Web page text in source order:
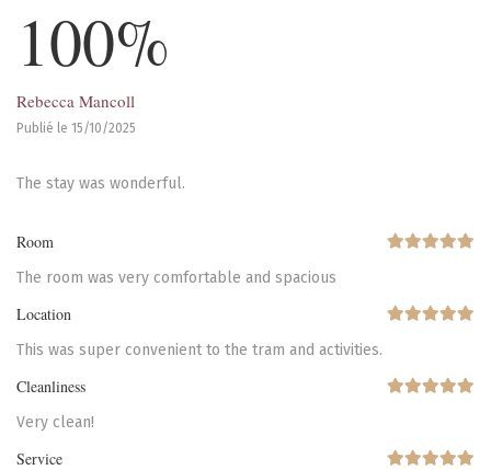
100%
Rebecca Mancoll
Publié le 15/10/2025
The stay was wonderful.
Room
The room was very comfortable and spacious
Location
This was super convenient to the tram and activities.
Cleanliness
Very clean!
Service